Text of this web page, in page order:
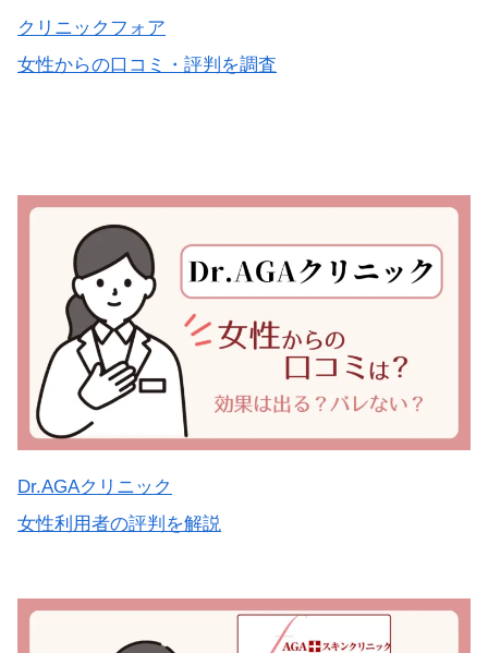
クリニックフォア
女性からの口コミ・評判を調査
Dr.AGAクリニック
女性利用者の評判を解説